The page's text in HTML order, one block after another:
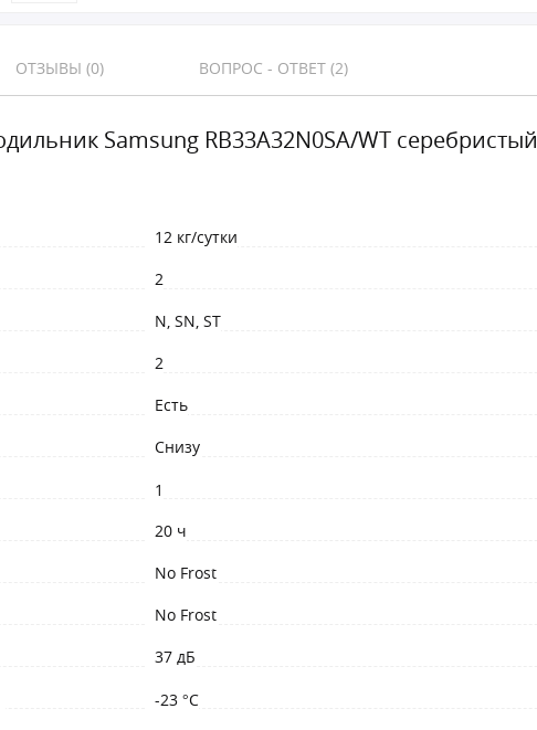
ОТЗЫВЫ (0) ВОПРОС - ОТВЕТ (2)
Samsung RB33A32N0SA/WT cеребристый
12 кг/сутки
2
N, SN, ST
2
Есть
Снизу
1
20 ч
No Frost
No Frost
37 дБ
-23 °C